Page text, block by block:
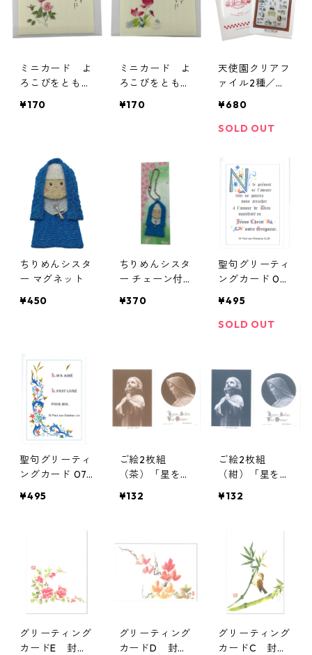
ミニカード よ
ろこびをともに
き）／師イエズ
¥170
ミニカード よ
ろこびをともに
き）／師イエズ
¥170
天使園クリアフ
ァイル2種／函
修道院 天使園
¥680
SOLD OUT
ちりめんシスタ
ー マグネット
¥450
ちりめんシスタ
ー チェーン付
¥370
聖句グリーティ
ングカード 02
サクレ・クール
マリーエンター
¥495
SOLD OUT
聖句グリーティ
ングカード 07
サクレ・クール
ル修道院（フラ
¥495
ご絵2枚組
（茶）「星を仰
名を呼べ」「T
ピスチヌ修道院
天使園
¥132
ご絵2枚組
（紺）「星を仰
名を呼べ」「T
S」／函館トラ
ピスチヌ修道院
天使園
¥132
グリーティング
カードE 封筒
グリーティング
カードD 封筒
グリーティング
カードC 封筒